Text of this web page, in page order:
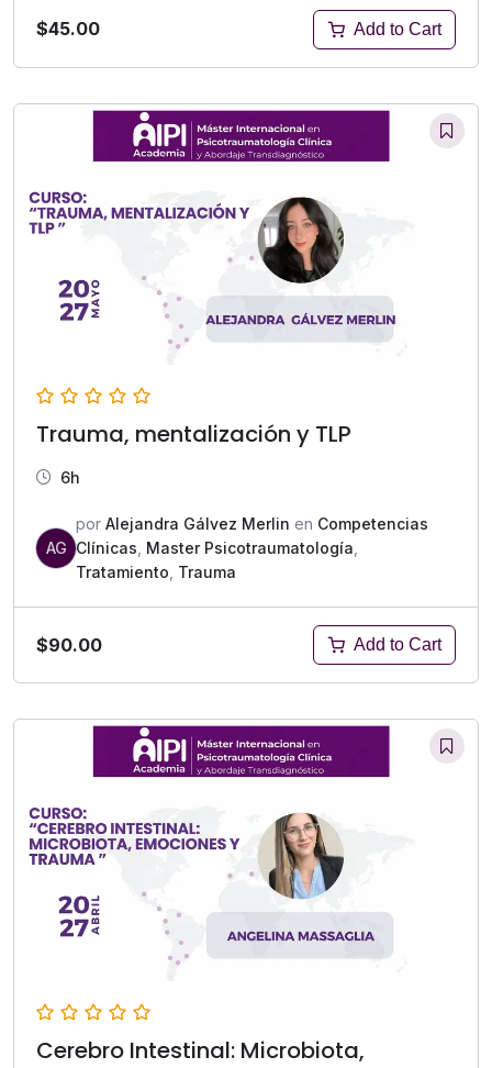
$45.00 Add to Cart
Trauma, mentalización y TLP
6h
AG
por Alejandra Gálvez Merlin en Competencias
Clínicas Master Psicotraumatología
Tratamiento Trauma
$90.00 Add to Cart
Cerebro Intestinal: Microbiota,